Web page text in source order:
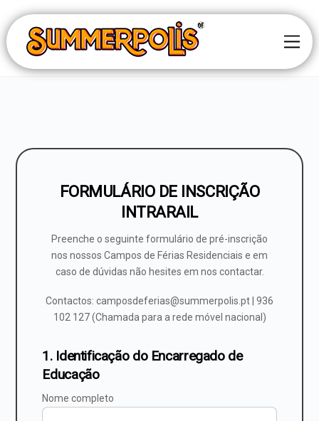
content
FORMULÁRIO DE INSCRIÇÃO
INTRARAIL
Preenche o seguinte formulário de pré-inscrição
nos nossos Campos de Férias Residenciais e em
caso de dúvidas não hesites em nos contactar.
Contactos: camposdeferias@summerpolis.pt | 936
102 127 (Chamada para a rede móvel nacional)
1. Identificação do Encarregado de
Educação
Nome completo